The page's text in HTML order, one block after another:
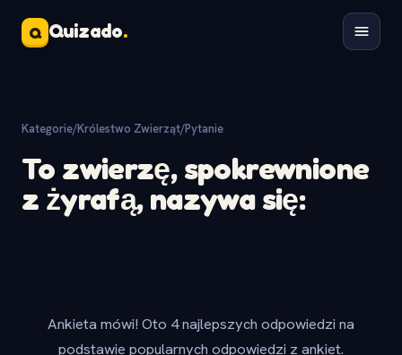
Q Quizado.
Kategorie/Królestwo Zwierząt/Pytanie
To zwierzę, spokrewnione
z żyrafą, nazywa się:
Ankieta mówi! Oto 4 najlepszych odpowiedzi na
podstawie popularnych odpowiedzi z ankiet.